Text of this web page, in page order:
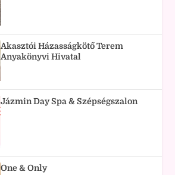
Akasztói Házasságkötő Terem
Anyakönyvi Hivatal
Jázmin Day Spa & Szépségszalon
One & Only